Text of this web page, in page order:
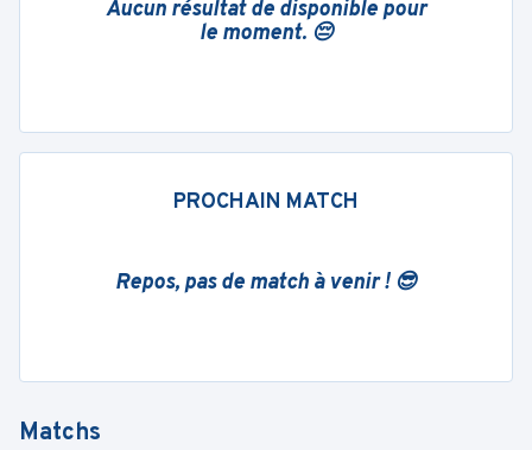
Aucun résultat de disponible pour
le moment. 😔
PROCHAIN MATCH
Repos, pas de match à venir ! 😎
Matchs